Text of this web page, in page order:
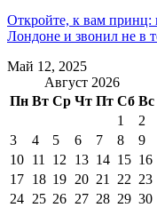
Откройте, к вам принц:
Лондоне и звонил не в
Май 12, 2025
Август 2026
Пн Вт Ср Чт Пт Сб Вс
1
2
3
4 5 6 7 8
9
10 11 12 13 14 15 16
17 18 19 20 21 22 23
24 25 26 27 28 29 30